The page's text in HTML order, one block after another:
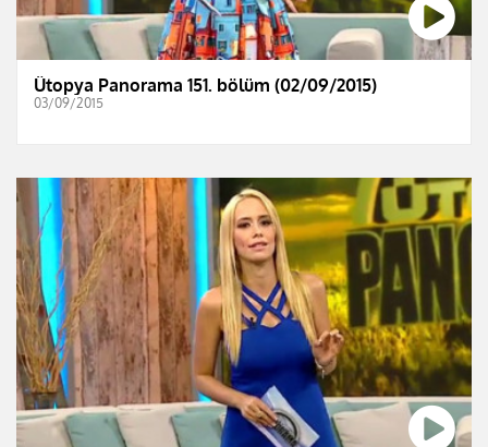
Ütopya Panorama 151. bölüm (02/09/2015)
03/09/2015